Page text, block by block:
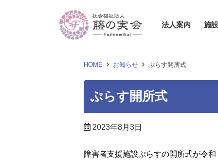
法人案内 施
HOME お知らせ ぷらす開所式
ぷらす開所式
2023年8月3日
障害者支援施設ぷらすの開所式が令